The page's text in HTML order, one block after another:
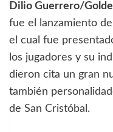
Dilio Guerrero/
fue el lanzamiento
el cual fue
los jugadores y su
dieron cita un gran
también
de San Cristóbal.